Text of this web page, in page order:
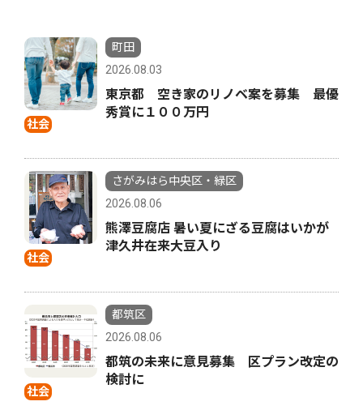
社会
町田
2026.08.03
東京都 空き家のリノベ案を募集 最優
秀賞に１００万円
社会
さがみはら中央区・緑区
2026.08.06
熊澤豆腐店 暑い夏にざる豆腐はいかが
津久井在来大豆入り
社会
都筑区
2026.08.06
都筑の未来に意見募集 区プラン改定の
検討に